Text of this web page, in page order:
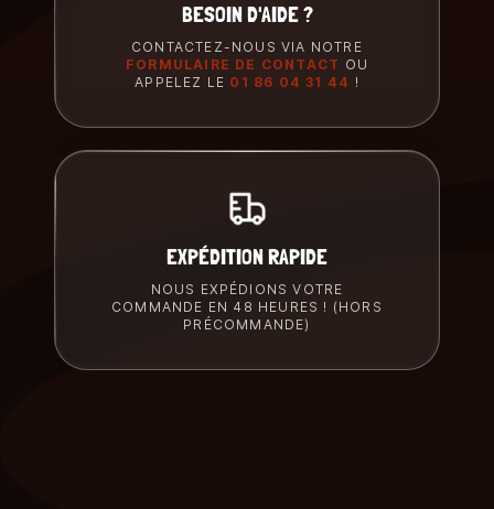
BESOIN D'AIDE ?
CONTACTEZ-NOUS VIA NOTRE
FORMULAIRE DE CONTACT OU
APPELEZ LE 01 86 04 31 44 !
EXPÉDITION RAPIDE
NOUS EXPÉDIONS VOTRE
COMMANDE EN 48 HEURES ! (HORS
PRÉCOMMANDE)